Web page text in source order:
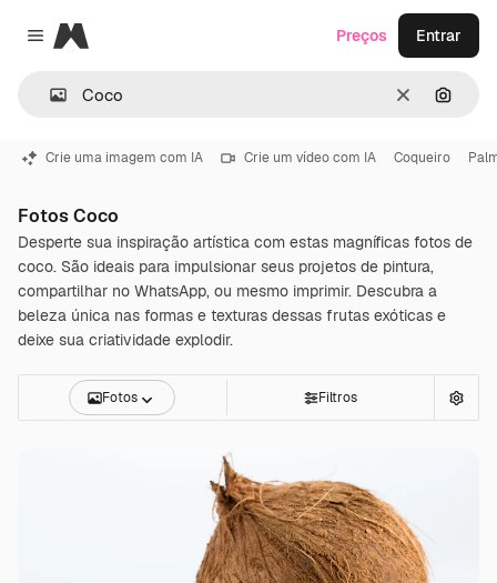
Close menu
Magnific
Limpar
Preços Entrar
Crie uma imagem com IA Crie um vídeo com IA Coqueiro
Fotos Coco
Desperte sua inspiração artística com estas magníficas fotos de
coco. São ideais para impulsionar seus projetos de pintura,
compartilhar no WhatsApp, ou mesmo imprimir. Descubra a
beleza única nas formas e texturas dessas frutas exóticas e
deixe sua criatividade explodir.
Fotos Filtros